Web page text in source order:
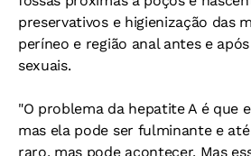
preservativos e higienização das
períneo e região anal antes e
sexuais.
"O problema da hepatite A é que
mas ela pode ser fulminante e
raro, mas pode acontecer. Mas